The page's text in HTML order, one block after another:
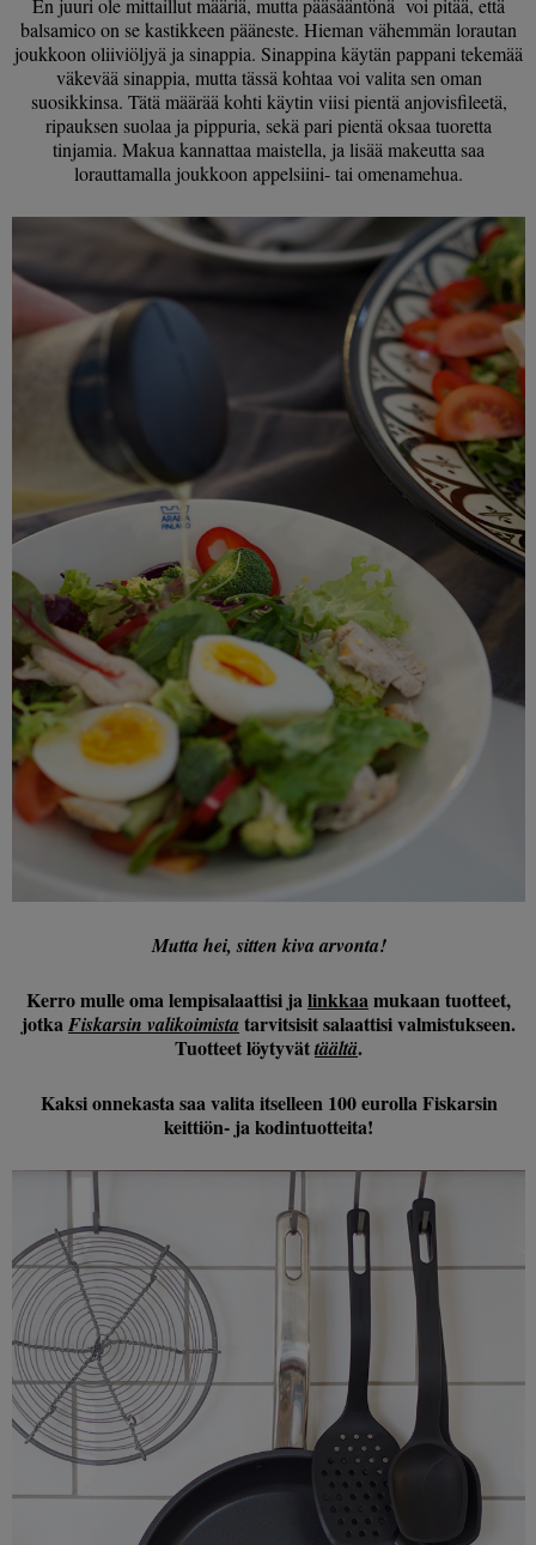
En juuri ole mittaillut määriä, mutta pääsääntönä voi pitää, että
balsamico on se kastikkeen pääneste. Hieman vähemmän lorautan
joukkoon oliiviöljyä ja sinappia. Sinappina käytän pappani tekemää
väkevää sinappia, mutta tässä kohtaa voi valita sen oman
suosikkinsa. Tätä määrää kohti käytin viisi pientä anjovisfileetä,
ripauksen suolaa ja pippuria, sekä pari pientä oksaa tuoretta
tinjamia. Makua kannattaa maistella, ja lisää makeutta saa
lorauttamalla joukkoon appelsiini- tai omenamehua.
Mutta hei, sitten kiva arvonta!
Kerro mulle oma lempisalaattisi jalinkkaamukaan tuotteet,
jotkaFiskarsin valikoimista tarvitsisit salaattisi valmistukseen.
Tuotteet löytyvättäältä.
Kaksi onnekasta saa valita itselleen 100 eurolla Fiskarsin
keittiön- ja kodintuotteita!